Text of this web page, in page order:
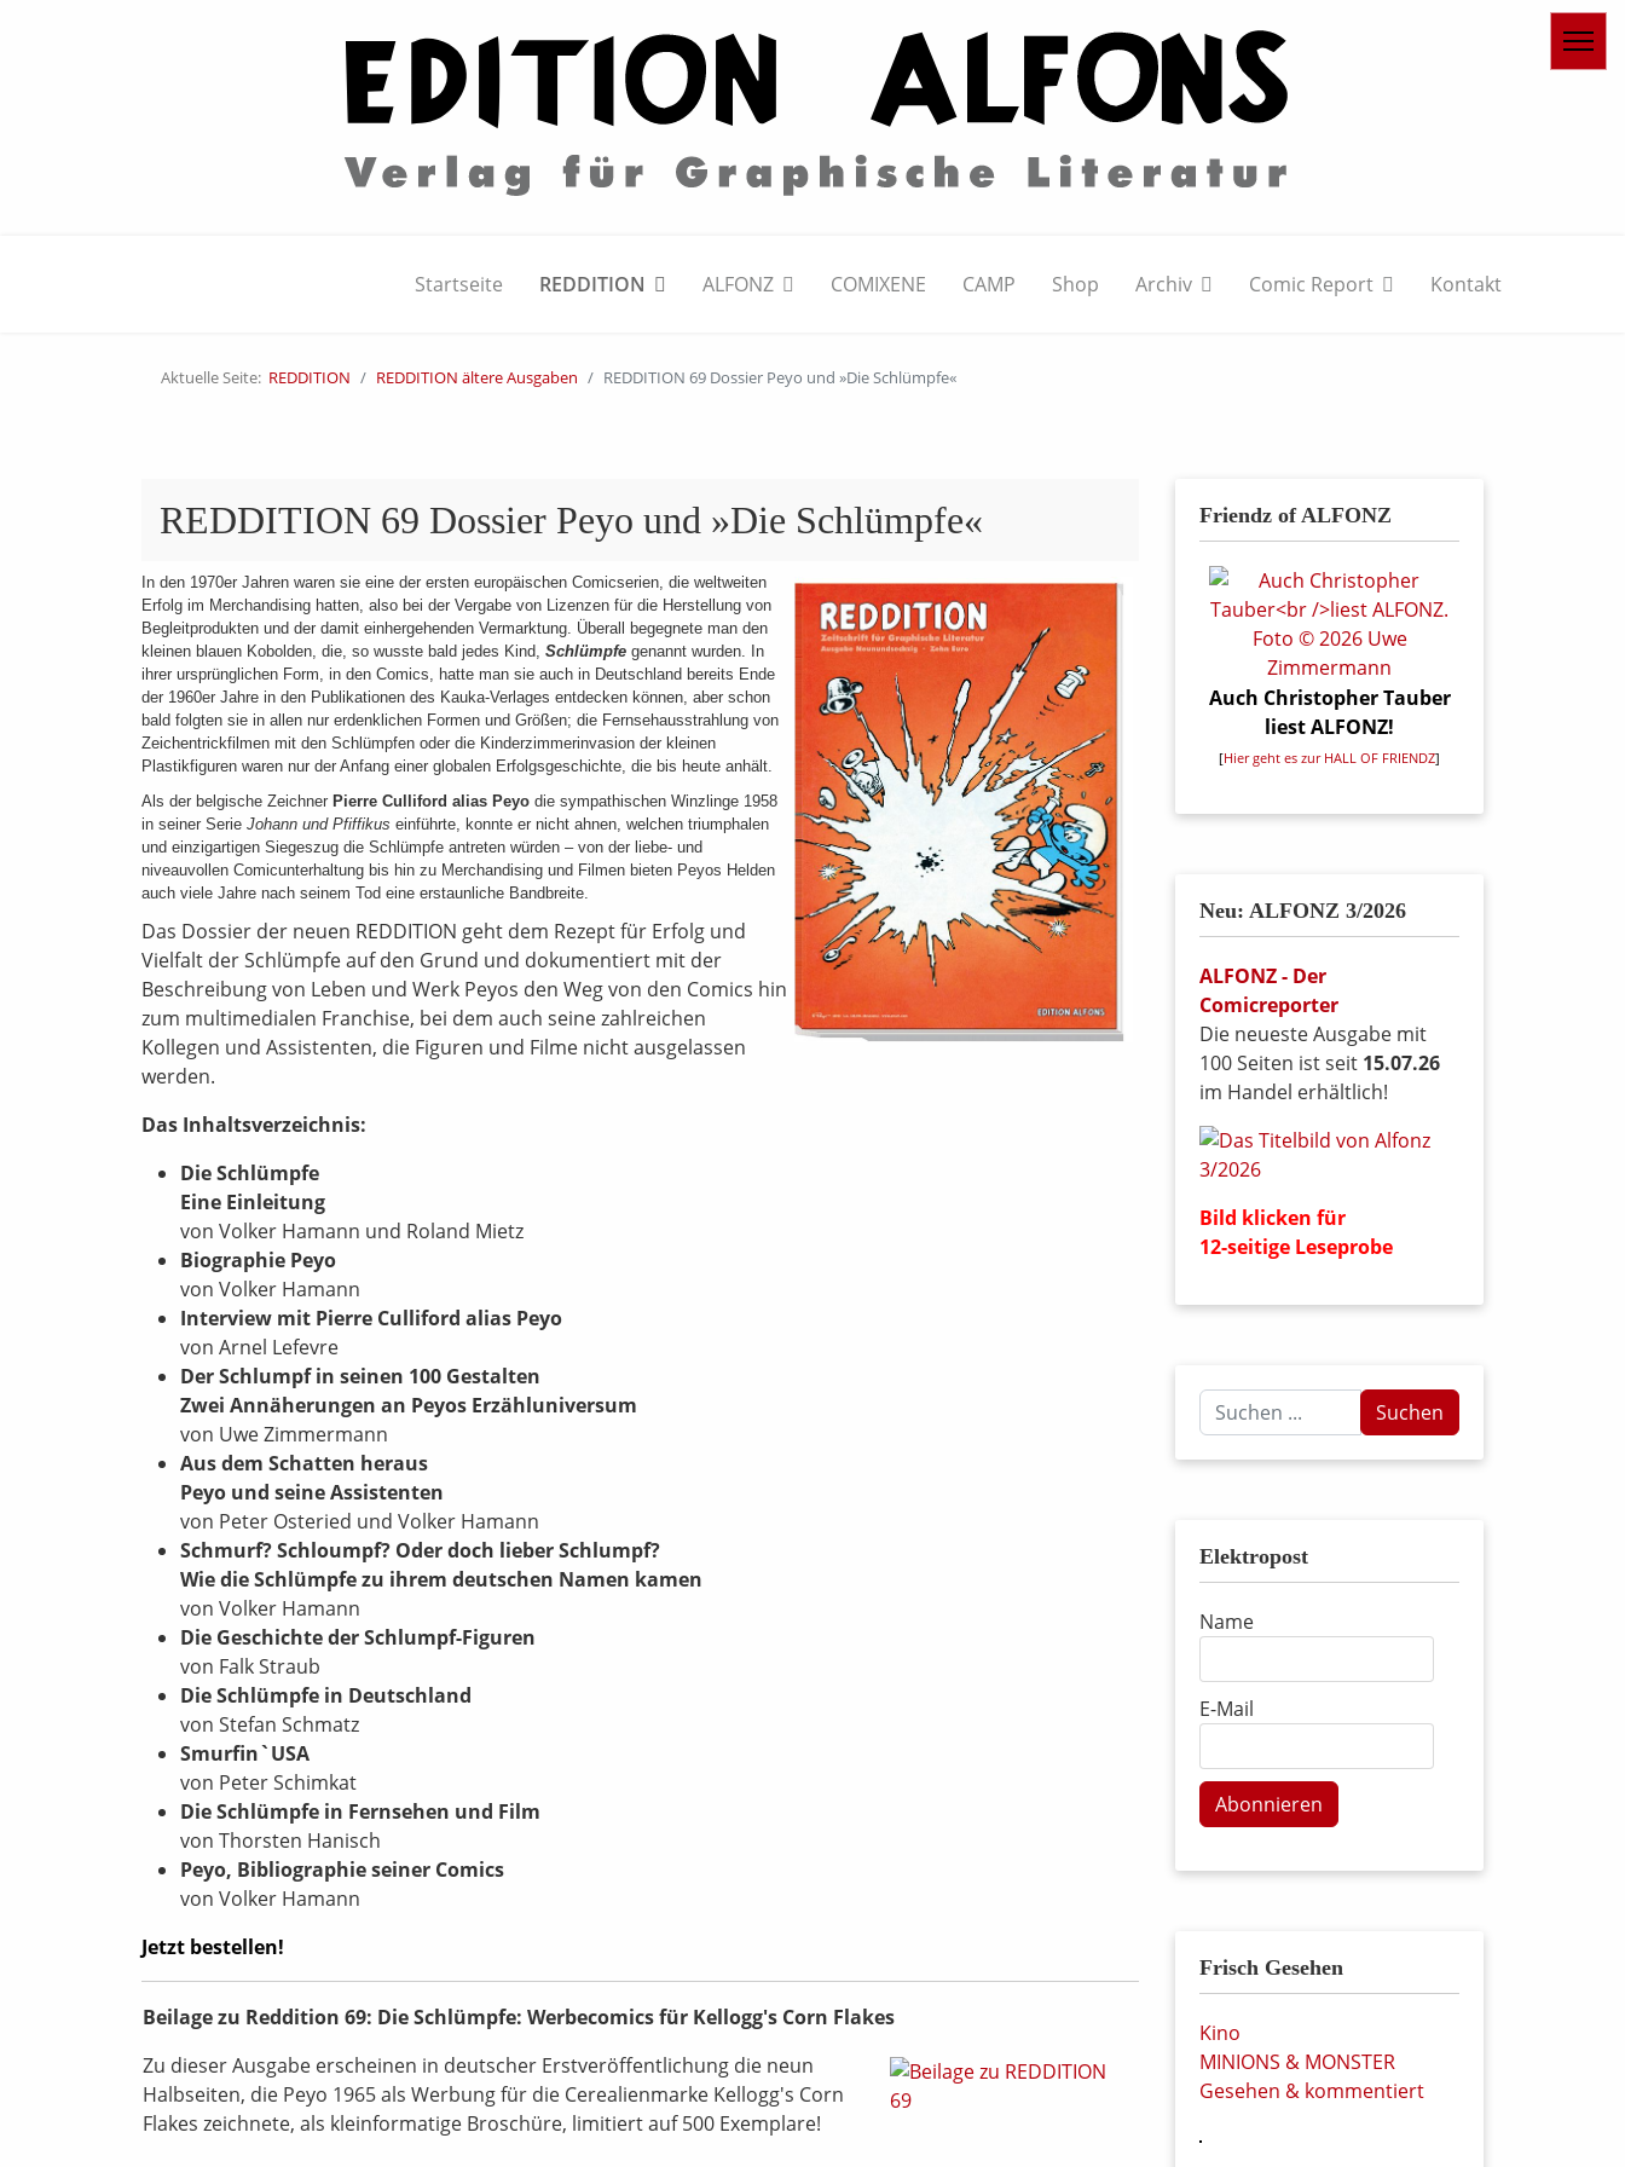
Startseite REDDITION ALFONZ COMIXENE CAMP Shop Archiv Comic Report Kontakt
Aktuelle Seite: REDDITION REDDITION ältere Ausgaben REDDITION 69 Dossier Peyo und »Die Schlümpfe«
REDDITION 69 Dossier Peyo und »Die Schlümpfe«
In den 1970er Jahren waren sie eine der ersten europäischen Comicserien, die weltweiten
Erfolg im Merchandising hatten, also bei der Vergabe von Lizenzen für die Herstellung von
Begleitprodukten und der damit einhergehenden Vermarktung. Überall begeg­nete man den
kleinen blauen Kobolden, die, so wusste bald jedes Kind, Schlümpfe genannt wurden. In
ihrer ursprünglichen Form, in den Comics, hatte man sie auch in Deutschland bereits Ende
der 1960er Jahre in den Publikationen des Kauka-Verlages entdecken können, aber schon
bald folgten sie in allen nur erdenklichen Formen und Größen; die Fernsehausstrahlung von
Zeichentrickfilmen mit den Schlümpfen oder die Kinderzimmerinvasion der kleinen
Plastikfiguren waren nur der Anfang einer globalen Erfolgsgeschichte, die bis heute anhält.
Als der belgische Zeichner Pierre Culliford alias Peyo die sympathischen Winzlinge 1958
in seiner Serie Johann und Pfiffikus einführte, konnte er nicht ahnen, welchen triumphalen
und einzigartigen Siegeszug die Schlümpfe antreten würden – von der liebe- und
niveauvollen Comicunterhaltung bis hin zu Merchandising und Filmen bieten Peyos Helden
auch viele Jahre nach seinem Tod eine erstaunliche Bandbreite.
Das Dossier der neuen REDDITION geht dem Rezept für Erfolg und
Vielfalt der Schlümpfe auf den Grund und dokumentiert mit der
Beschreibung von Leben und Werk Peyos den Weg von den Comics hin
zum multimedialen Franchise, bei dem auch seine zahlreichen
Kollegen und Assistenten, die Figuren und Filme nicht ausgelassen
werden.
Das Inhaltsverzeichnis:
Die Schlümpfe
Eine Einleitung
von Volker Hamann und Roland Mietz
Biographie Peyo
von Volker Hamann
Interview mit Pierre Culliford alias Peyo
von Arnel Lefevre
Der Schlumpf in seinen 100 Gestalten
Zwei Annäherungen an Peyos Erzähluniversum
von Uwe Zimmermann
Aus dem Schatten heraus
Peyo und seine Assistenten
von Peter Osteried und Volker Hamann
Schmurf? Schloumpf? Oder doch lieber Schlumpf?
Wie die Schlümpfe zu ihrem deutschen Namen kamen
von Volker Hamann
Die Geschichte der Schlumpf-Figuren
von Falk Straub
Die Schlümpfe in Deutschland
von Stefan Schmatz
Smurfin`USA
von Peter Schimkat
Die Schlümpfe in Fernsehen und Film
von Thorsten Hanisch
Peyo, Bibliographie seiner Comics
von Volker Hamann
Jetzt bestellen!
Beilage zu Reddition 69: Die Schlümpfe: Werbecomics für Kellogg's Corn Flakes
Zu dieser Ausgabe erscheinen in deutscher Erstveröffentlichung die neun
Halbseiten, die Peyo 1965 als Werbung für die Cerealienmarke Kellogg's Corn
Flakes zeichnete, als kleinformatige Broschüre, limitiert auf 500 Exemplare!
Friendz of ALFONZ
Auch Christopher Tauber
liest ALFONZ!
[Hier geht es zur HALL OF FRIENDZ]
Neu: ALFONZ 3/2026
ALFONZ - Der
Comicreporter
Die neueste Ausgabe mit
100 Seiten ist seit 15.07.26
im Handel erhältlich!
Bild klicken für
12-seitige Leseprobe
Suchen
...
Suchen
Elektropost
Name
E-Mail
Abonnieren
Frisch Gesehen
Kino
MINIONS & MONSTER
Gesehen & kommentiert